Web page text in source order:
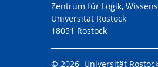
Zentrum für Logik,
Universität Rostock
18051 Rostock
© 2026 Universität